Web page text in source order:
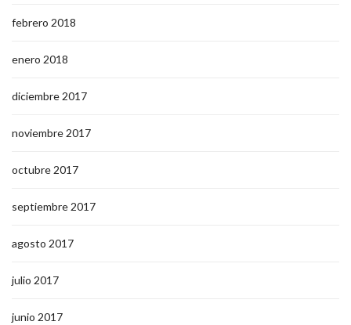
febrero 2018
enero 2018
diciembre 2017
noviembre 2017
octubre 2017
septiembre 2017
agosto 2017
julio 2017
junio 2017